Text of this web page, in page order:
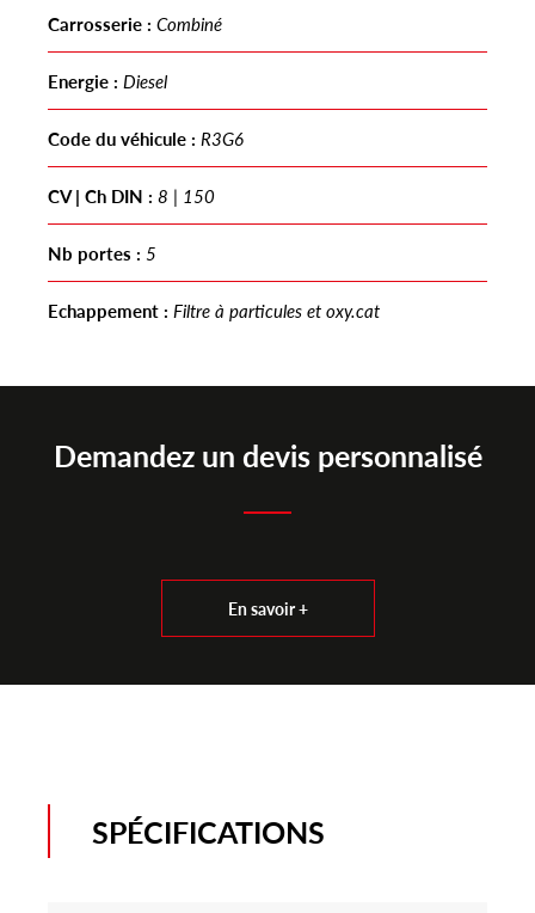
Carrosserie : Combiné
Energie : Diesel
Code du véhicule : R3G6
CV | Ch DIN : 8 | 150
Nb portes : 5
Echappement : Filtre à particules et oxy.cat
Demandez un devis personnalisé
En savoir +
SPÉCIFICATIONS